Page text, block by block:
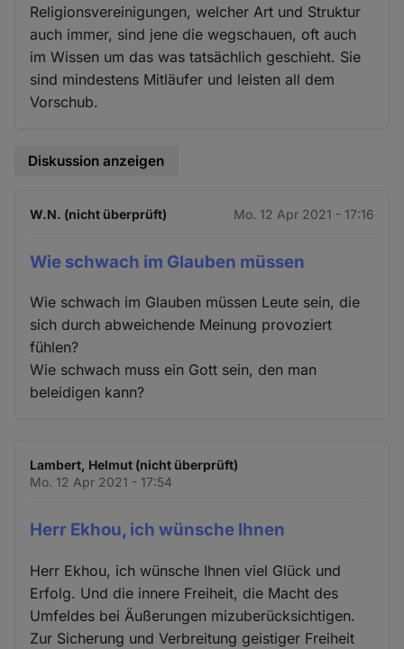
Religionsvereinigungen, welcher Art und Struktur
auch immer, sind jene die wegschauen, oft auch
im Wissen um das was tatsächlich geschieht. Sie
sind mindestens Mitläufer und leisten all dem
Vorschub.
Diskussion anzeigen
W.N. (nicht überprüft) Mo. 12 Apr 2021 - 17:16
Wie schwach im Glauben müssen
Wie schwach im Glauben müssen Leute sein, die
sich durch abweichende Meinung provoziert
fühlen?
Wie schwach muss ein Gott sein, den man
beleidigen kann?
Lambert, Helmut (nicht überprüft)
Mo. 12 Apr 2021 - 17:54
Herr Ekhou, ich wünsche Ihnen
Herr Ekhou, ich wünsche Ihnen viel Glück und
Erfolg. Und die innere Freiheit, die Macht des
Umfeldes bei Äußerungen mizuberücksichtigen.
Zur Sicherung und Verbreitung geistiger Freiheit